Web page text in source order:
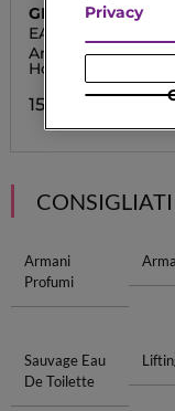
GIORGIO ARMANI
EAU POUR HOMME
Armani Eau Pour
Homme
153,90 €
CONSIGLIATI
Armani
Profumi
Sauvage Eau
De Toilette
Privacy